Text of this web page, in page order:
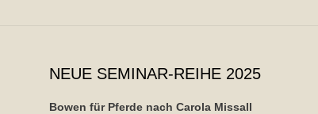
NEUE SEMINAR-REIHE 2025
Bowen für Pferde nach Carola Missall